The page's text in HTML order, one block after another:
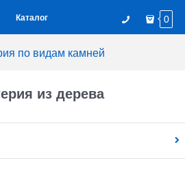
Каталог 0
по видам камней
из дерева